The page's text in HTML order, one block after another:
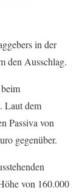
in der
den Ausschlag.
Laut dem
Passiva von
gegenüber.
von 160.000